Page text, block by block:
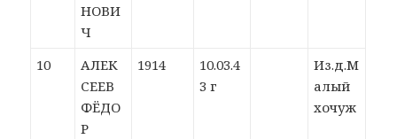
НОВИ
Ч
10
АЛЕК
СЕЕВ
ФЁДО
Р
1914
10.03.4
3 г
Из.д.М
алый
хочуж